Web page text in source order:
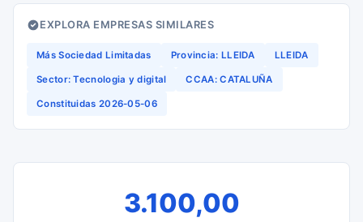
EXPLORA EMPRESAS SIMILARES
Más Sociedad Limitadas Provincia: LLEIDA LLEIDA
Sector: Tecnologia y digital CCAA: CATALUÑA
Constituidas 2026-05-06
3.100,00